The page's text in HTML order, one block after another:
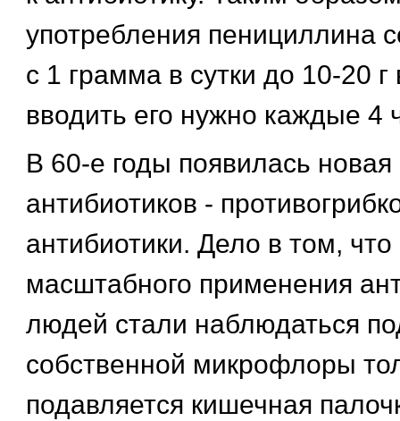
употребления пенициллина
с 1 грамма в сутки до 10-20 г
вводить его нужно каждые 4
В 60-е годы появилась новая
антибиотиков -
антибиотики. Дело в том, что
масштабного применения
людей стали наблюдаться
собственной микрофлоры
подавляется кишечная